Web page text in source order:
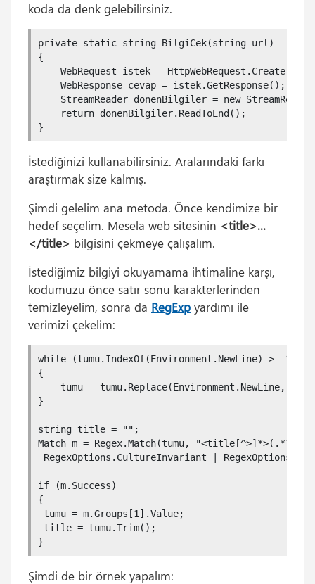
koda da denk gelebilirsiniz.
private static string BilgiCek(string url)
{
WebRequest istek =
WebResponse cevap = istek.GetResponse();
StreamReader donenBilgiler = new
return donenBilgiler.ReadToEnd();
}
İstediğinizi kullanabilirsiniz. Aralarındaki farkı
araştırmak size kalmış.
Şimdi gelelim ana metoda. Önce kendimize bir
hedef seçelim. Mesela web sitesinin <title>...
</title> bilgisini çekmeye çalışalım.
İstediğimiz bilgiyi okuyamama ihtimaline karşı,
kodumuzu önce satır sonu karakterlerinden
temizleyelim, sonra da RegExp yardımı ile
verimizi çekelim:
while (tumu.IndexOf(Environment.NewLine) > -1)
{
tumu = tumu.Replace(Environment.NewLine, "
}
string title = "";
Match m = Regex.Match(tumu,
RegexOptions.CultureInvariant |
if (m.Success)
{
tumu = m.Groups[1].Value;
title = tumu.Trim();
Şimdi de bir örnek yapalım: